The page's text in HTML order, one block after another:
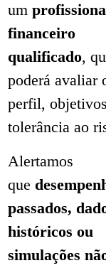
um
financeiro
qualificado,
poderá avaliar
perfil,
tolerância ao
Alertamos
que
passados,
históricos ou
simulações